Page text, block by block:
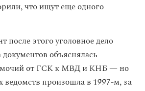
что ищут еще одного
после этого уголовное дело
объяснялась
от ГСК к МВД и КНБ — но
ведомств произошла в 1997-м, за